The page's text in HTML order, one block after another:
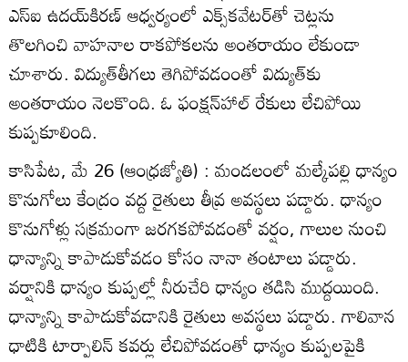
ఎస్‌ఐ ఉదయ్‌కిరణ్‌ ఆధ్వర్యంలో ఎక్స్‌కవేటర్‌తో చెట్లను
తొలగించి వాహనాల రాకపోకలను అంతరాయం లేకుండా
చూశారు. విద్యుత్‌తీగలు తెగిపోవడంంతో విద్యుత్‌కు
అంతరాయం నెలకొంది. ఓ ఫంక్షన్‌హాల్‌ రేకులు లేచిపోయి
కుప్పకూలింది.
కాసిపేట, మే 26 (ఆంధ్రజ్యోతి) : మండలంలో మల్కేపల్లి ధాన్యం
కొనుగోలు కేంద్రం వద్ద రైతులు తీవ్ర అవస్థలు పడ్డారు. ధాన్యం
కొనుగోళ్లు సక్రమంగా జరగకపోవడంతో వర్షం, గాలుల నుంచి
ధాన్యాన్ని కాపాడుకోవడం కోసం నానా తంటాలు పడ్డారు.
వర్షానికి ధాన్యం కుప్పల్లో నీరుచేరి ధాన్యం తడిసి ముద్దయింది.
ధాన్యాన్ని కాపాడుకోవడానికి రైతులు అవస్థలు పడ్డారు. గాలివాన
ధాటికి టార్పాలిన్‌ కవర్లు లేచిపోవడంతో ధాన్యం కుప్పలపైకి